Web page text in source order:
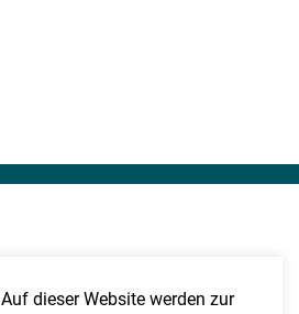
Auf dieser Website werden zur